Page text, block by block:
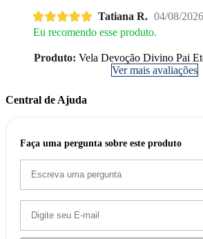
Tatiana R. 04/08/2026
Eu recomendo esse produto.
Produto: Vela Devoção Divino Pai
Ver mais avaliações
Central de Ajuda
Faça uma pergunta sobre este produto